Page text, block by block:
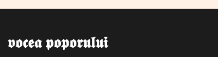
𝖛𝖔𝖈𝖊𝖆 𝖕𝖔𝖕𝖔𝖗𝖚𝖑𝖚𝖎